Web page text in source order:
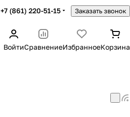
+7 (861) 220-51-15 Заказать звонок
ВойтиСравнениеИзбранноеКорзина